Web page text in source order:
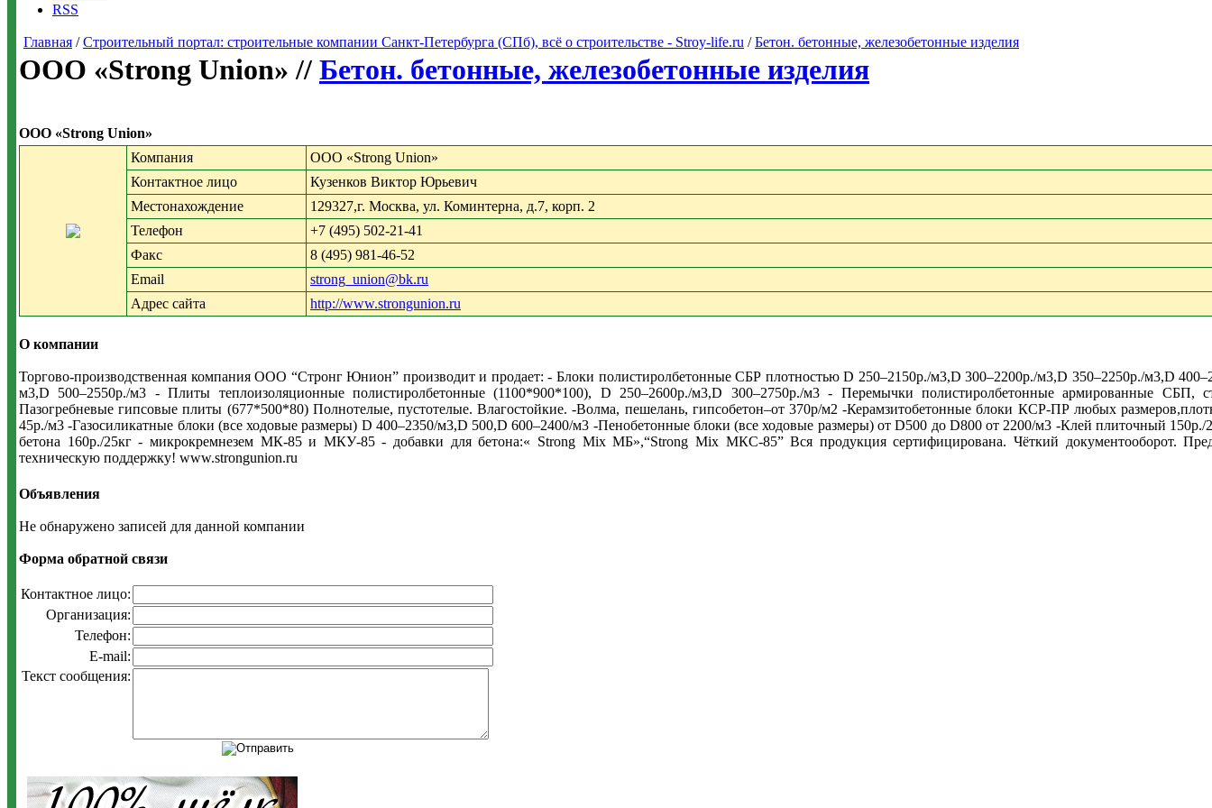
RSS
Главная /Строительный портал: строительные компании Санкт-Петербурга (СПб), всё о строительстве - Stroy-life.ru /Бетон. бетонные, железобетонные изделия
ООО «Strong Union» // Бетон. бетонные, железобетонные изделия
ООО «Strong Union»
Компания
ООО «Strong Union»
Контактное лицо
Кузенков Виктор Юрьевич
Местонахождение
129327,г. Москва, ул. Коминтерна, д.7, корп. 2
Телефон
+7 (495) 502-21-41
Факс
8 (495) 981-46-52
Email
strong_union@bk.ru
Адрес сайта
http://www.strongunion.ru
О компании
Торгово-производственная компания ООО “Стронг Юнион” производит и продает: - Блоки полистиролбетонные СБР плотностью D 250–2150р./м3,D 300–2200р./м3,D 350–2250р./м3,D
м3,D 500–2550р./м3 - Плиты теплоизоляционные полистиролбетонные (1100*900*100), D 250–2600р./м3,D 300–2750р./м3 - Перемычки полистиролбетонные армированные СБП,
Пазогребневые гипсовые плиты (677*500*80) Полнотелые, пустотелые. Влагостойкие. -Волма, пешелань, гипсобетон–от 370р/м2 -Керамзитобетонные блоки КСР-ПР любых
45р./м3 -Газосиликатные блоки (все ходовые размеры) D 400–2350/м3,D 500,D 600–2400/м3 -Пенобетонные блоки (все ходовые размеры) от D500 до D800 от 2200/м3 -Клей плиточный 150р./
бетона 160р./25кг - микрокремнезем МК-85 и МКУ-85 - добавки для бетона:« Strong Mix МБ»,“Strong Mix МКС-85” Вся продукция сертифицирована. Чёткий документооборот.
техническую поддержку! www.strongunion.ru
Объявления
Не обнаружено записей для данной компании
Форма обратной связи
Контактное лицо:
Организация:
Телефон:
E-mail:
Текст сообщения: